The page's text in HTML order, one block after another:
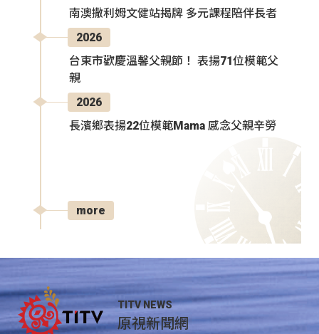
南澳撒利姆文健站揭牌 多元課程陪伴長者
2026
台東市歡慶溫馨父親節！ 表揚71位模範父
親
2026
長濱鄉表揚22位模範Mama 感念父親辛勞
more
TITV NEWS
原視新聞網